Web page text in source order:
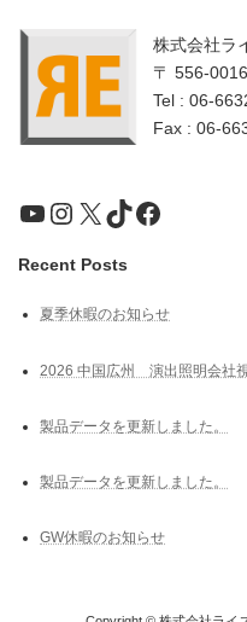
株式会社ラ
〒 556-
Tel : 06-
Fax : 06-
YouTube
Instagram
X TikTokFacebook
Recent Posts
夏季休暇のお知らせ
2026 中国広州 演出照明会社
製品データを更新しました。
製品データを更新しました。
GW休暇のお知らせ